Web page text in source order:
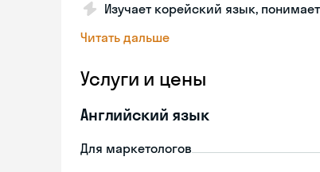
Изучает корейский язык,
Читать дальше
Услуги и цены
Английский язык
Для маркетологов